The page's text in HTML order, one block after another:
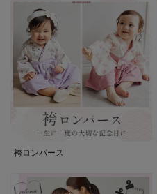
袴ロンパース